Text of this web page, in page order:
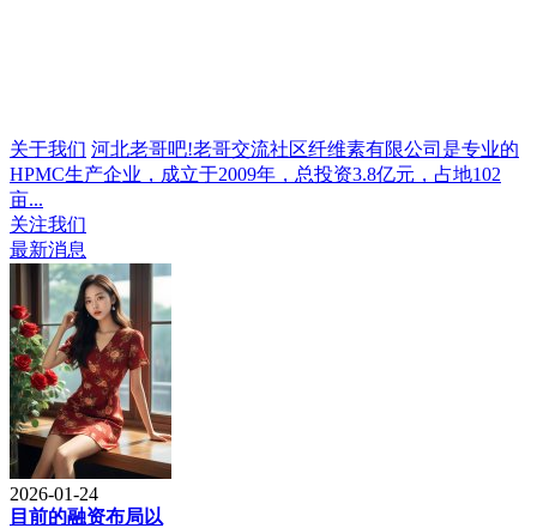
关于我们 河北老哥吧!老哥交流社区纤维素有限公司是专业的
HPMC生产企业，成立于2009年，总投资3.8亿元，占地102
亩...
关注我们
最新消息
2026-01-24
目前的融资布局以